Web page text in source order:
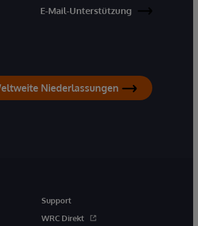
E-Mail-Unterstützung
Niederlassungen
Support
WRC Direkt